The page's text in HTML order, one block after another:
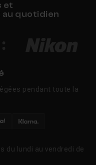
et
quotidien
pendant toute la
du lundi au vendredi de